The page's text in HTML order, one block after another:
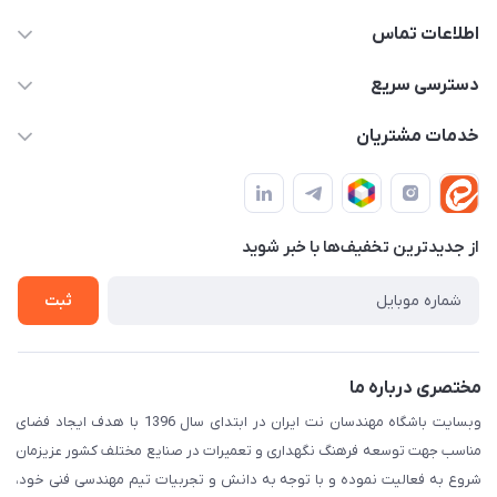
اطلاعات تماس
09982430312
دسترسی سریع
حساب کاربری
لیست محصولات
درباره ما
خدمات مشتریان
قوانین و مقررات
حریم خصوصی
راهنما
از جدید‌ترین تخفیف‌ها با‌ خبر شوید
ثبت
مختصری درباره ما
وبسایت باشگاه مهندسان نت ایران در ابتدای سال 1396 با هدف ایجاد فضای
مناسب جهت توسعه فرهنگ نگهداری و تعمیرات در صنایع مختلف کشور عزیزمان
شروع به فعالیت نموده و با توجه به دانش و تجربیات تیم مهندسی فنی خود،